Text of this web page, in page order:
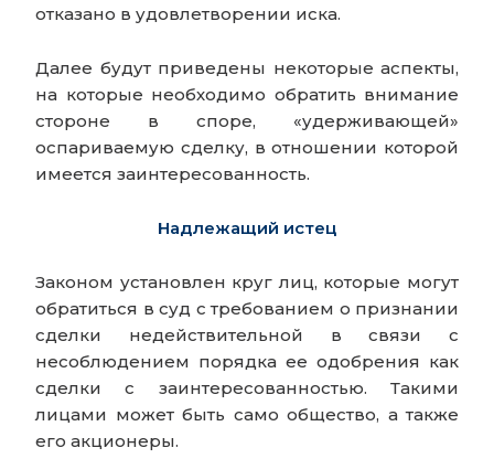
отказано в удовлетворении иска.
Далее будут приведены некоторые аспекты,
на которые необходимо обратить внимание
стороне в споре, «удерживающей»
оспариваемую сделку, в отношении которой
имеется заинтересованность.
Надлежащий истец
Законом установлен круг лиц, которые могут
обратиться в суд с требованием о признании
сделки недействительной в связи с
несоблюдением порядка ее одобрения как
сделки с заинтересованностью. Такими
лицами может быть само общество, а также
его акционеры.